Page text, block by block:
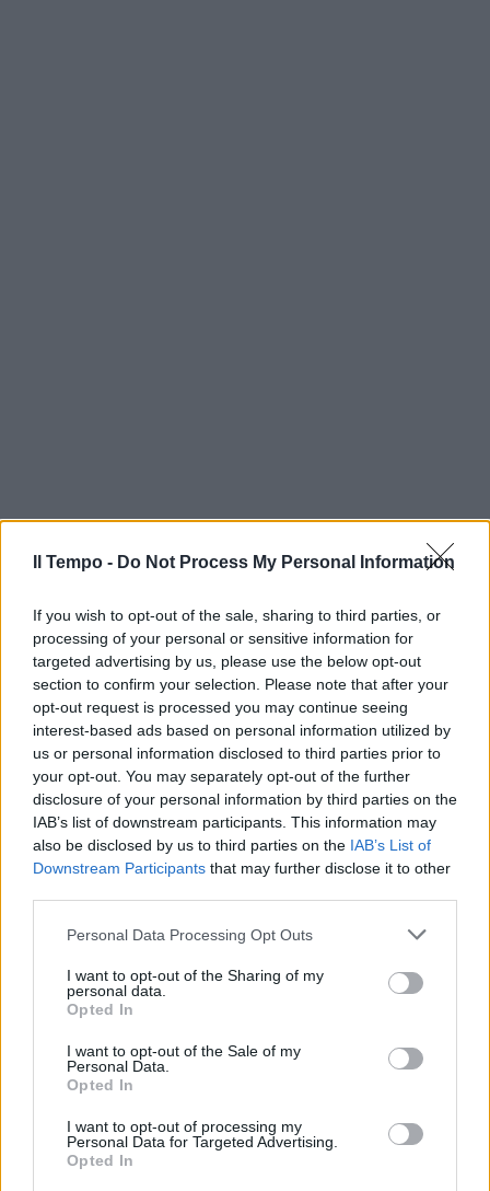
Il Tempo - Do Not Process My Personal Information
If you wish to opt-out of the sale, sharing to third parties, or
processing of your personal or sensitive information for
targeted advertising by us, please use the below opt-out
section to confirm your selection. Please note that after your
opt-out request is processed you may continue seeing
interest-based ads based on personal information utilized by
us or personal information disclosed to third parties prior to
your opt-out. You may separately opt-out of the further
disclosure of your personal information by third parties on the
IAB’s list of downstream participants. This information may
also be disclosed by us to third parties on the IAB’s List of
Downstream Participants that may further disclose it to other
Personal Data Processing Opt Outs
I want to opt-out of the Sharing of my
personal data.
Opted In
I want to opt-out of the Sale of my
Personal Data.
Opted In
I want to opt-out of processing my
Personal Data for Targeted Advertising.
Opted In
In evidenza